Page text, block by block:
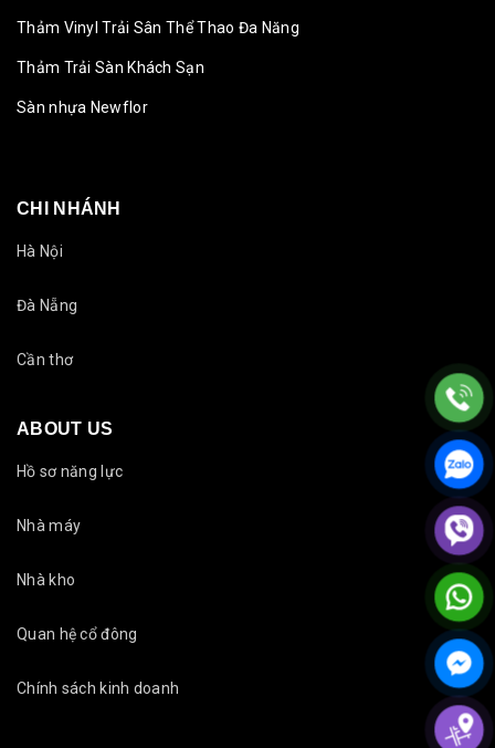
Thảm Vinyl Trải Sân Thể Thao Đa Năng
Thảm Trải Sàn Khách Sạn
Sàn nhựa Newflor
CHI NHÁNH
Hà Nội
Đà Nẵng
Cần thơ
ABOUT US
Hồ sơ năng lực
Nhà máy
Nhà kho
Quan hệ cổ đông
Chính sách kinh doanh